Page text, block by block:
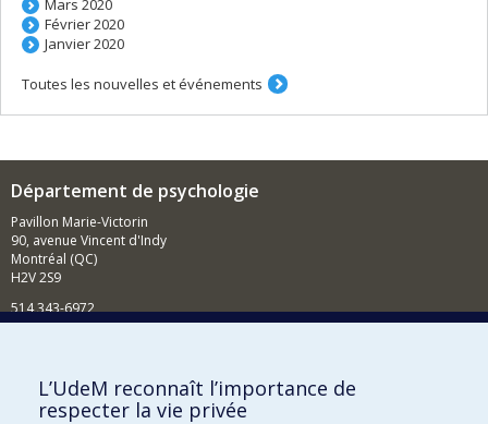
Février 2020
Janvier 2020
Toutes les nouvelles et événements
Département de psychologie
Pavillon Marie-Victorin
90, avenue Vincent d'Indy
Montréal (QC)
H2V 2S9
514 343-6972
Comment soutenir le Département?
BESOIN D'AIDE?
L’UdeM reconnaît l’importance de
respecter la vie privée